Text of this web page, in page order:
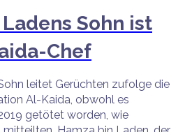
Sohn ist
Chef
leitet Gerüchten zufolge die
Al-Kaida, obwohl es
getötet worden, wie